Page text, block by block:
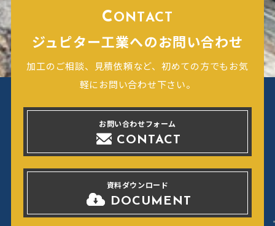
CONTACT
ジュピター工業へのお問い合わせ
加工のご相談、見積依頼など、初めての方でもお気
軽にお問い合わせ下さい。
お問い合わせフォーム
CONTACT
資料ダウンロード
DOCUMENT